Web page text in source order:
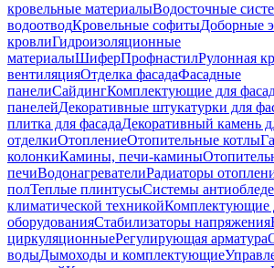
кровельные материалыВодосточные
водоотводКровельные софитыДоборные
кровлиГидроизоляционные
материалыШиферПрофнастилРулонная
вентиляцияОтделка фасадаФасадные
панелиСайдингКомплектующие для
панелейДекоративные штукатурки для
плитка для фасадаДекоративный камень
отделкиОтоплениеОтопительные котлы
колонкиКамины, печи-камины
печиВодонагревателиРадиаторы
полТеплые плинтусыСистемы
климатической техникойКомплектующие
оборудованияСтабилизаторы напряжения
циркуляционныеРегулирующая арматура
водыДымоходы и комплектующие